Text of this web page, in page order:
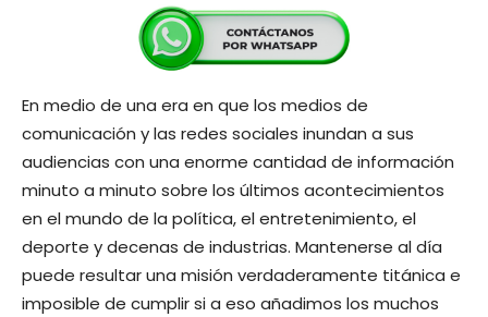
En medio de una era en que los medios de
comunicación y las redes sociales inundan a sus
audiencias con una enorme cantidad de información
minuto a minuto sobre los últimos acontecimientos
en el mundo de la política, el entretenimiento, el
deporte y decenas de industrias. Mantenerse al día
puede resultar una misión verdaderamente titánica e
imposible de cumplir si a eso añadimos los muchos